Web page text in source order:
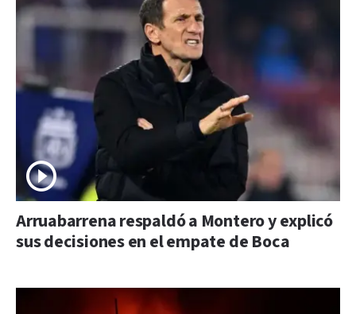
Arruabarrena respaldó a Montero y explicó
sus decisiones en el empate de Boca